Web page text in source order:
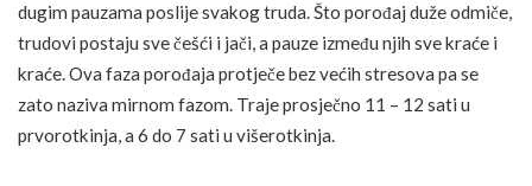
dugim pauzama poslije svakog truda. Što porođaj duže odmiče,
trudovi postaju sve češći i jači, a pauze između njih sve kraće i
kraće. Ova faza porođaja protječe bez većih stresova pa se
zato naziva mirnom fazom. Traje prosječno 11 – 12 sati u
prvorotkinja, a 6 do 7 sati u višerotkinja.